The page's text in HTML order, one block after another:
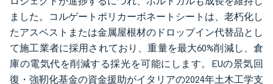
ました。コルゲートポリカーボネートシートは、老朽化し
たアスベストまたは金属屋根材のドロップイン代替品とし
て施工業者に採用されており、重量を最大60%削減し、倉
庫の電気代を削減する採光を可能にします。EUの景気回
復・強靭化基金の資金援助がイタリアの2024年土木工学支